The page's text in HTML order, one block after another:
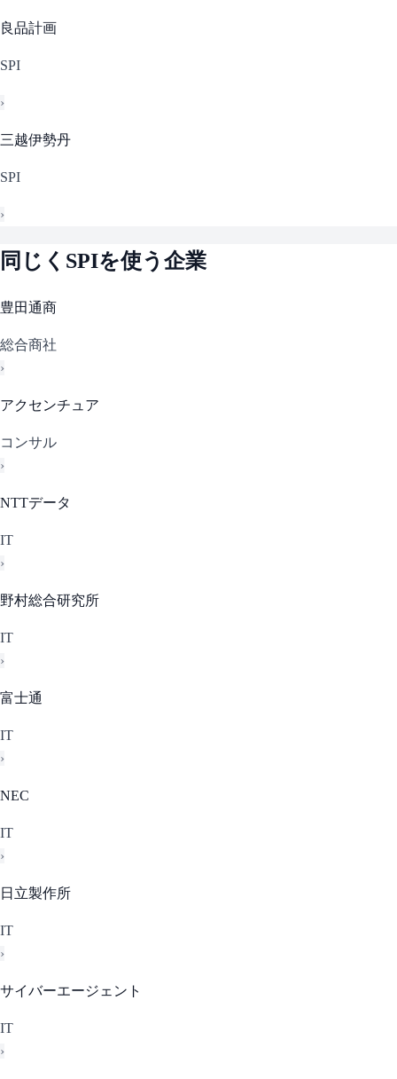
良品計画
SPI
›
三越伊勢丹
SPI
›
同じく SPIを使う企業
豊田通商
総合商社
›
アクセンチュア
コンサル
›
NTTデータ
IT
›
野村総合研究所
IT
›
富士通
IT
›
NEC
IT
›
日立製作所
IT
›
サイバーエージェント
IT
›